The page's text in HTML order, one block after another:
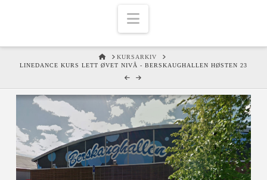
Navigation
HOMEKURSARKIV
LINEDANCE KURS LETT ØVET NIVÅ - BERSKAUGHALLEN HØSTEN 23